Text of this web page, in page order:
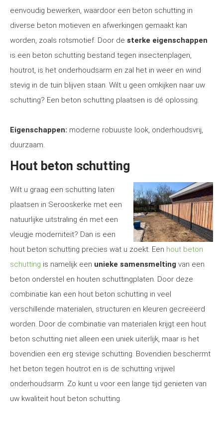
eenvoudig bewerken, waardoor een beton schutting in
diverse beton motieven en afwerkingen gemaakt kan
worden, zoals rotsmotief. Door de sterke eigenschappen
is een beton schutting bestand tegen insectenplagen,
houtrot, is het onderhoudsarm en zal het in weer en wind
stevig in de tuin blijven staan. Wilt u geen omkijken naar uw
schutting? Een beton schutting plaatsen is dé oplossing.
Eigenschappen: moderne robuuste look, onderhoudsvrij,
duurzaam.
Hout beton schutting
Wilt u graag een schutting laten
plaatsen in Serooskerke met een
natuurlijke uitstraling én met een
vleugje moderniteit? Dan is een
hout beton schutting precies wat u zoekt. Een hout beton
schutting is namelijk een unieke samensmelting van een
beton onderstel en houten schuttingplaten. Door deze
combinatie kan een hout beton schutting in veel
verschillende materialen, structuren en kleuren gecreëerd
worden. Door de combinatie van materialen krijgt een hout
beton schutting niet alleen een uniek uiterlijk, maar is het
bovendien een erg stevige schutting. Bovendien beschermt
het beton tegen houtrot en is de schutting vrijwel
onderhoudsarm. Zo kunt u voor een lange tijd genieten van
uw kwaliteit hout beton schutting.